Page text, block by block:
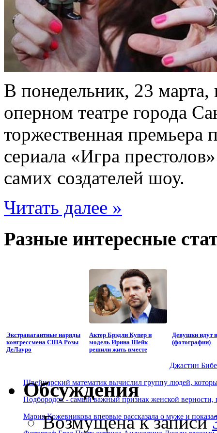
В понедельник, 23
оперном театре города
торжественная премьера
сериала «Игра
самих создателей шоу.
Читать далее »
Разные интересные
Экстравагантные наряды
конгрессмена США Розы
ДеЛауро
Актер Брэдли Купер и
модель Ирина Шейк
решили жить вместе
Девушки идут
(фотографии)
Джастин
Швейцарский математик вычислил группу людей,
Подбородок - самый важный признак женской
Мария Кожевникова впервые рассказала о муже и
Обсуждения
Возмущенак записи